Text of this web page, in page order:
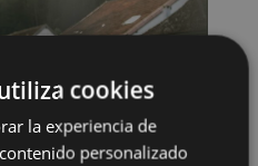
cookies
la experiencia de
personalizado